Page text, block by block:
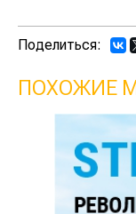
Поделиться:
ПОХОЖИЕ